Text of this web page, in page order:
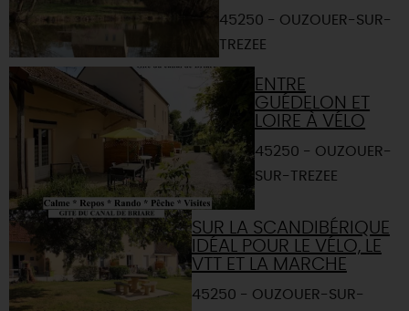
45250 - OUZOUER-SUR-
TREZEE
ENTRE
GUÉDELON ET
LOIRE À VÉLO
45250 - OUZOUER-
SUR-TREZEE
SUR LA SCANDIBÉRIQUE
IDÉAL POUR LE VÉLO, LE
VTT ET LA MARCHE
45250 - OUZOUER-SUR-